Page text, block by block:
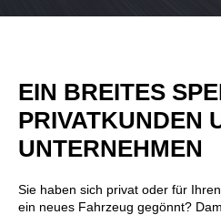
EIN BREITES
PRIVATKUNDEN
UNTERNEHMEN
Sie haben sich privat oder für
ein neues Fahrzeug gegönnt?